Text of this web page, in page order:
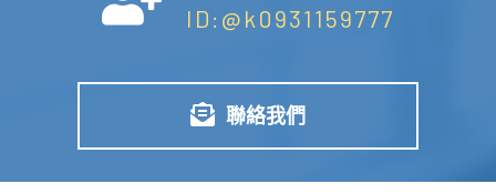
ID:@k0931159777
聯絡我們